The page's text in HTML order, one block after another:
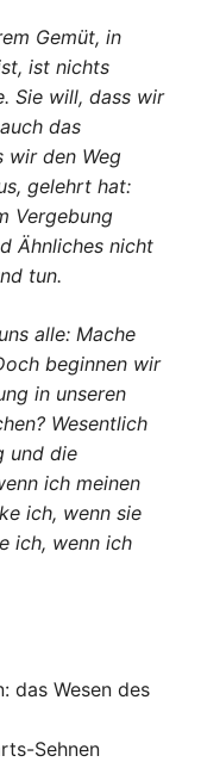
Gemüt, in
ist nichts
Sie will, dass wir
das
wir den Weg
gelehrt hat:
Vergebung
Ähnliches nicht
tun.
alle: Mache
beginnen wir
in unseren
Wesentlich
und die
ich meinen
ich, wenn sie
ich, wenn ich
das Wesen des
Sehnen